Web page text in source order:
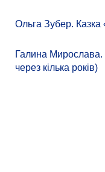
Ольга Зубер. Казка
Галина Мирослава.
через кілька років)